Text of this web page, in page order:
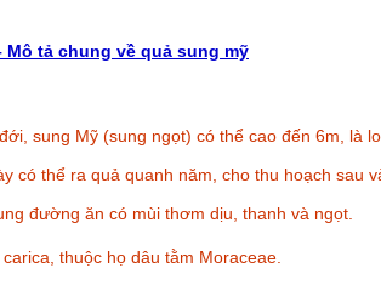
tả chung về quả sung mỹ
sung Mỹ (sung ngọt) có thể cao đến 6m, là
có thể ra quả quanh năm, cho thu hoạch
đường ăn có mùi thơm dịu, thanh và ngọt.
carica, thuộc họ dâu tằm Moraceae.